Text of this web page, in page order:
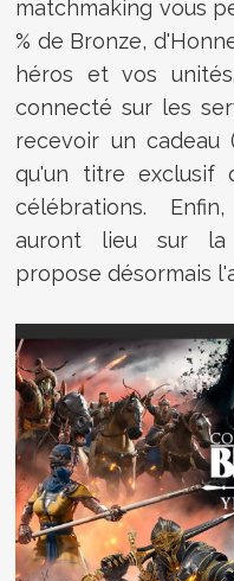
matchmaking vous
% de Bronze,
héros et vos
connecté sur les
recevoir un cadeau
qu'un titre exclusif
célébrations.
auront lieu sur la
propose désormais